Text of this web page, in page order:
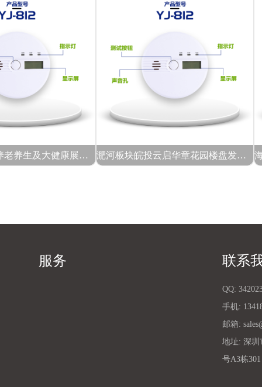
2025北京国际养老养生及大健康展览会 淝河板块皖投云启华章花园楼盘发布：生态健康社区的价值体系与市场定位
服务 联系
QQ:
手机:
邮箱:
地址: 深圳
号A3栋301